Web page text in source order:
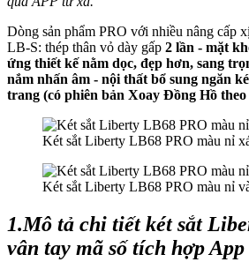
Dòng sản phẩm PRO với nhiều nâng cấp
LB-S: thép thân vỏ dày gấp 2 lần - mặt
ứng thiết kế nằm dọc, đẹp hơn, sang
nắm nhấn âm - nội thất bổ sung ngăn
trang (có phiên bản Xoay Đồng Hồ
Két sắt Liberty LB68 PRO màu nỉ
Két sắt Liberty LB68 PRO màu nỉ
1.Mô tả chi tiết két sắt
vân tay mã số tích hợp